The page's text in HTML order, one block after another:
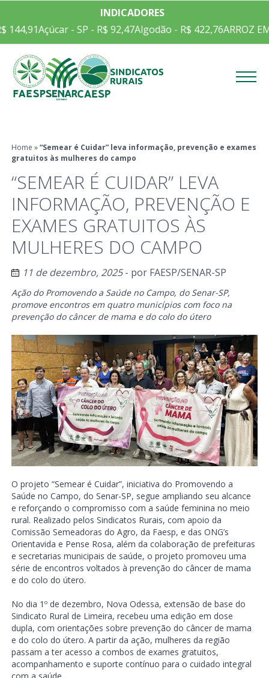
INDICADORES
- SP - R$ 92,47 Algodão - R$ 422,76 ARROZ EM CASCA
Home »“Semear é Cuidar” leva informação, prevenção e exames
gratuitos às mulheres do campo
“SEMEAR É CUIDAR” LEVA
INFORMAÇÃO, PREVENÇÃO E
EXAMES GRATUITOS ÀS
MULHERES DO CAMPO
11 de dezembro, 2025- por FAESP/SENAR-SP
Ação do Promovendo a Saúde no Campo, do Senar-SP,
promove encontros em quatro municípios com foco na
prevenção do câncer de mama e do colo do útero
O projeto “Semear é Cuidar”, iniciativa do Promovendo a
Saúde no Campo, do Senar-SP, segue ampliando seu alcance
e reforçando o compromisso com a saúde feminina no meio
rural. Realizado pelos Sindicatos Rurais, com apoio da
Comissão Semeadoras do Agro, da Faesp, e das ONG’s
Orientavida e Pense Rosa, além da colaboração de prefeituras
e secretarias municipais de saúde, o projeto promoveu uma
série de encontros voltados à prevenção do câncer de mama
e do colo do útero.
No dia 1º de dezembro, Nova Odessa, extensão de base do
Sindicato Rural de Limeira, recebeu uma edição em dose
dupla, com orientações sobre prevenção do câncer de mama
e do colo do útero. A partir da ação, mulheres da região
passam a ter acesso a combos de exames gratuitos,
acompanhamento e suporte contínuo para o cuidado integral